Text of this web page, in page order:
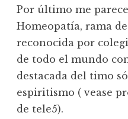
Por último me
Homeopatía, rama
reconocida por
de todo el mundo
destacada del timo
espiritismo ( vease
de tele5).